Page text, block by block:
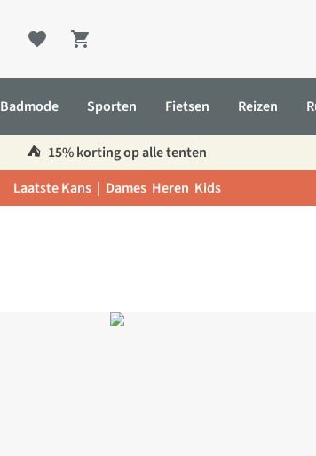
Shopping cart
Badmode Sporten Fietsen Reizen
⛺️ 15% korting op alle tenten
Laatste Kans | Dames Heren Kids